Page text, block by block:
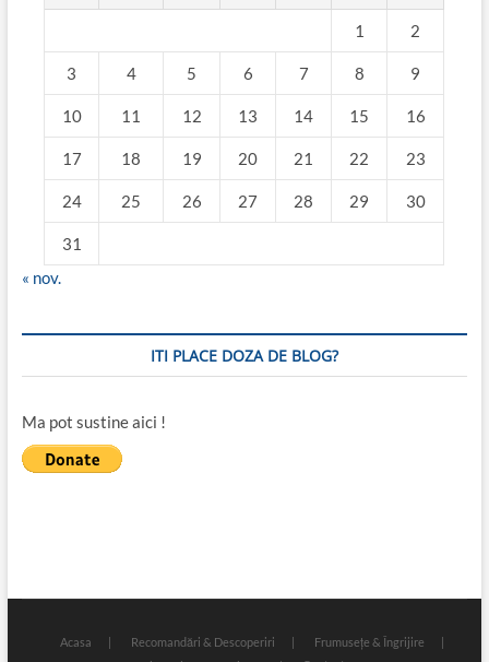
1 2
3 4 5 6 7 8 9
10 11 12 13 14 15 16
17 18 19 20 21 22 23
24 25 26 27 28 29 30
31
« nov.
ITI PLACE DOZA DE BLOG?
Ma pot sustine aici !
Acasa Recomandări & Descoperiri
Frumusețe & Îngrijire